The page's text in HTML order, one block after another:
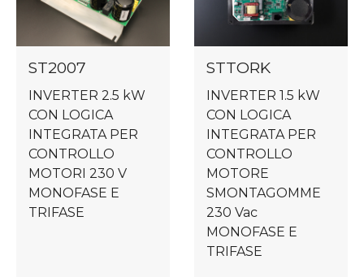
ST2007
INVERTER 2.5 kW
CON LOGICA
INTEGRATA PER
CONTROLLO
MOTORI 230 V
MONOFASE E
TRIFASE
STTORK
INVERTER 1.5 kW
CON LOGICA
INTEGRATA PER
CONTROLLO
MOTORE
SMONTAGOMME
230 Vac
MONOFASE E
TRIFASE